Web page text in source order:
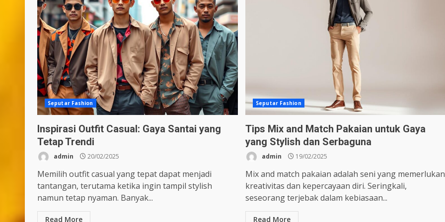
Seputar Fashion
Inspirasi Outfit Casual: Gaya Santai yang
Tetap Trendi
admin 20/02/2025
Memilih outfit casual yang tepat dapat menjadi
tantangan, terutama ketika ingin tampil stylish
namun tetap nyaman. Banyak...
Read More
Seputar Fashion
Tips Mix and Match Pakaian untuk Gaya
yang Stylish dan Serbaguna
admin 19/02/2025
Mix and match pakaian adalah seni yang memerlukan
kreativitas dan kepercayaan diri. Seringkali,
seseorang terjebak dalam kebiasaan...
Read More